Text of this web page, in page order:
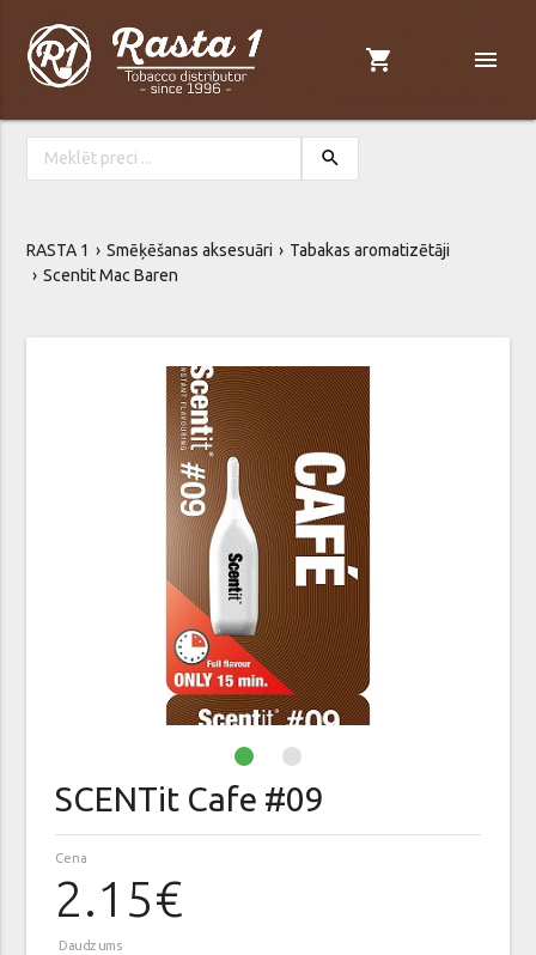
shopping_cart menu
search
RASTA 1 Smēķēšanas aksesuāri
Tabakas aromatizētāji
Scentit Mac Baren
SCENTit Cafe #09
Cena
2.15€
Daudzums